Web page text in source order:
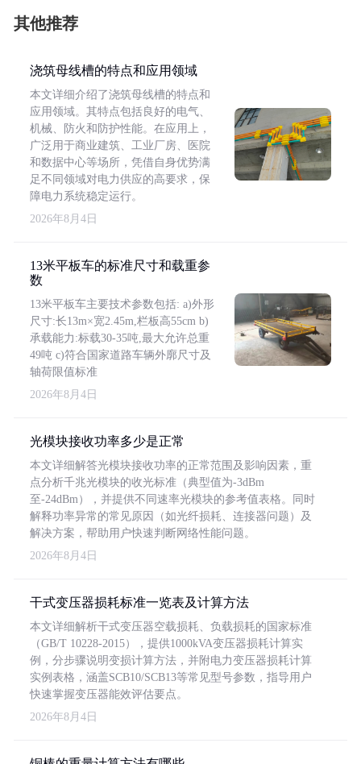
其他推荐
浇筑母线槽的特点和应用领域
本文详细介绍了浇筑母线槽的特点和
应用领域。其特点包括良好的电气、
机械、防火和防护性能。在应用上，
广泛用于商业建筑、工业厂房、医院
和数据中心等场所，凭借自身优势满
足不同领域对电力供应的高要求，保
障电力系统稳定运行。
2026年8月4日
13米平板车的标准尺寸和载重参
数
13米平板车主要技术参数包括: a)外形
尺寸:长13m×宽2.45m,栏板高55cm b)
承载能力:标载30-35吨,最大允许总重
49吨 c)符合国家道路车辆外廓尺寸及
轴荷限值标准
2026年8月4日
光模块接收功率多少是正常
本文详细解答光模块接收功率的正常范围及影响因素，重
点分析千兆光模块的收光标准（典型值为-3dBm
至-24dBm），并提供不同速率光模块的参考值表格。同时
解释功率异常的常见原因（如光纤损耗、连接器问题）及
解决方案，帮助用户快速判断网络性能问题。
2026年8月4日
干式变压器损耗标准一览表及计算方法
本文详细解析干式变压器空载损耗、负载损耗的国家标准
（GB/T 10228-2015），提供1000kVA变压器损耗计算实
例，分步骤说明变损计算方法，并附电力变压器损耗计算
实例表格，涵盖SCB10/SCB13等常见型号参数，指导用户
快速掌握变压器能效评估要点。
2026年8月4日